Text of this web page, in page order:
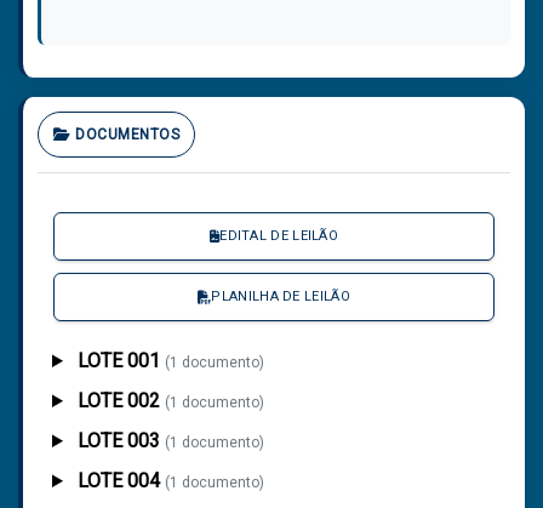
DOCUMENTOS
EDITAL DE LEILÃO
PLANILHA DE LEILÃO
LOTE 001 (1 documento)
LOTE 002 (1 documento)
LOTE 003 (1 documento)
LOTE 004 (1 documento)